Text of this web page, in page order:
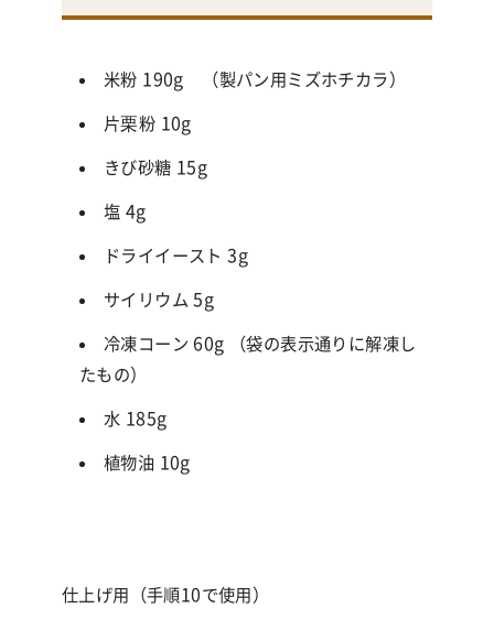
米粉 190g （製パン用ミズホチカラ）
片栗粉 10g
きび砂糖 15g
塩 4g
ドライイースト 3g
サイリウム 5g
冷凍コーン 60g
（袋の表示通りに解凍し
たもの）
水 185g
植物油 10g
仕上げ用（手順10で使用）